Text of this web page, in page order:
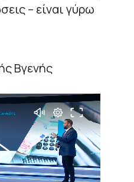
– είναι γύρω
Βγενής